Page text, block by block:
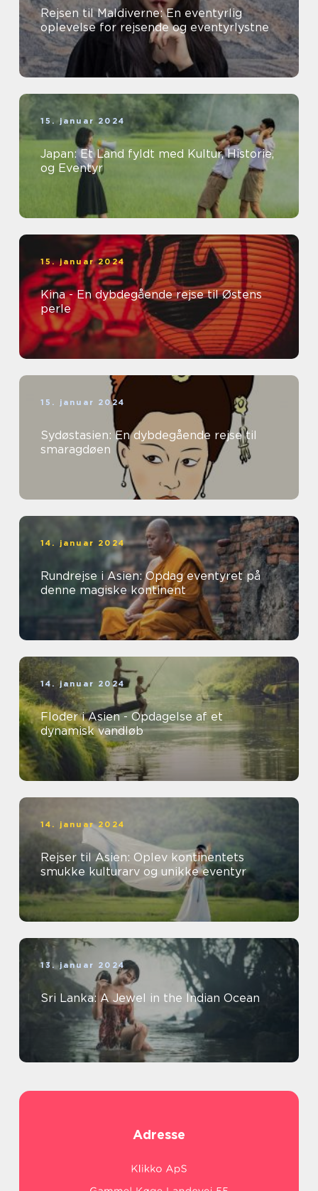
Rejsen til Maldiverne: En eventyrlig
oplevelse for rejsende og eventyrlystne
15. januar 2024
Japan: Et Land fyldt med Kultur, Historie,
og Eventyr
15. januar 2024
Kina - En dybdegående rejse til Østens
perle
15. januar 2024
Sydøstasien: En dybdegående rejse til
smaragdøen
14. januar 2024
Rundrejse i Asien: Opdag eventyret på
denne magiske kontinent
14. januar 2024
Floder i Asien - Opdagelse af et
dynamisk vandløb
14. januar 2024
Rejser til Asien: Oplev kontinentets
smukke kulturarv og unikke eventyr
13. januar 2024
Sri Lanka: A Jewel in the Indian Ocean
Adresse